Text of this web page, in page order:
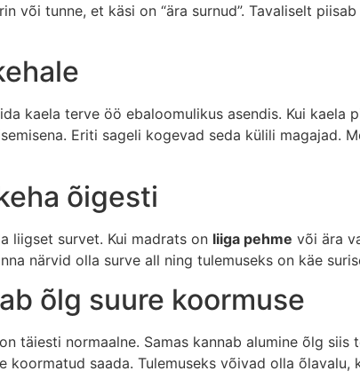
või tunne, et käsi on “ära surnud”. Tavaliselt
kaela terve öö ebaloomulikus asendis. Kui kaela
Eriti sageli kogevad seda külili magajad.
õigesti
liigset survet. Kui madrats on liiga pehme või ära
närvid olla surve all ning tulemuseks on käe
õlg suure koormuse
täiesti normaalne. Samas kannab alumine õlg
saada. Tulemuseks võivad olla õlavalu,